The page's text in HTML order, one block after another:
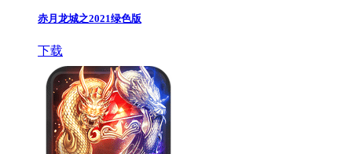
赤月龙城之2021绿色版
下载